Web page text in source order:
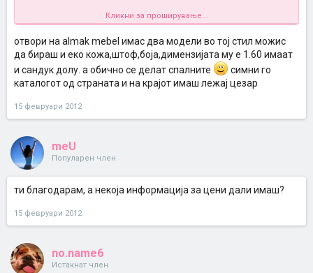
SOVRSENSTVO гледав на Мебел Ви, видов цени само за овие
понудите кои им се на намаление.
Но доколку има некој искуство со Мебел Ви ме интересираат
коментари, колку се задоволни?
Кликни за проширување...
отвори на almak mebel имас два модели во тој стил можис
да бираш и еко кожа,штоф,боја,димензијата му е 1.60 имаат
и сандук долу. а обично се делат спалните
симни го
каталогот од страната и на крајот имаш лежај цезар
15 февруари 2012
meU
Популарен член
ти благодарам, а некоја информација за цени дали имаш?
15 февруари 2012
no.name6
Истакнат член